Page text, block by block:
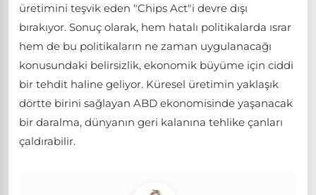
üretimini teşvik eden "Chips Act"i devre dışı
bırakıyor. Sonuç olarak, hem hatalı politikalarda ısrar
hem de bu politikaların ne zaman uygulanacağı
konusundaki belirsizlik, ekonomik büyüme için ciddi
bir tehdit haline geliyor. Küresel üretimin yaklaşık
dörtte birini sağlayan ABD ekonomisinde yaşanacak
bir daralma, dünyanın geri kalanına tehlike çanları
çaldırabilir.